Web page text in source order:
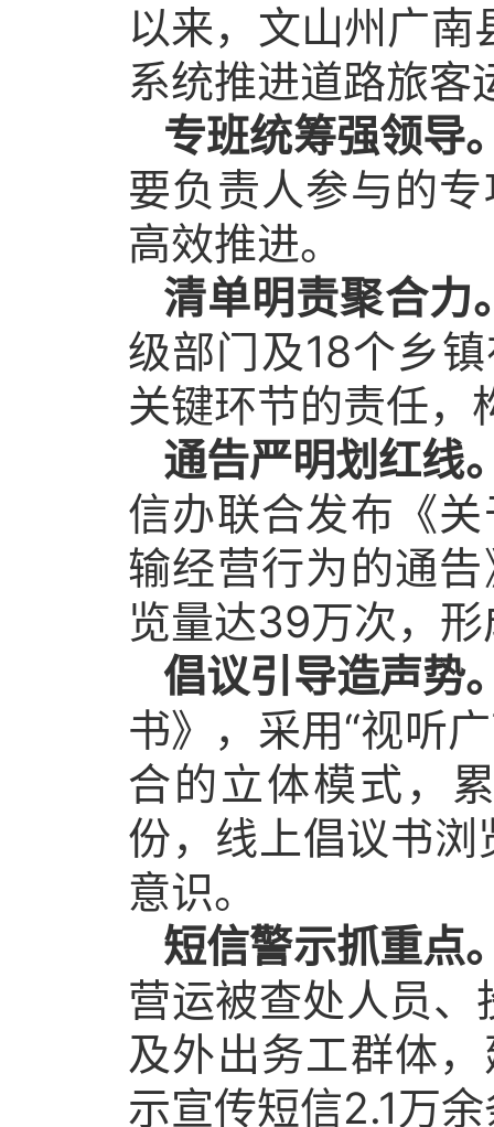
以来，文山州广南
系统推进道路旅客
专班统筹强领导
要负责人参与的
高效推进。
清单明责聚合力
级部门及18个乡
关键环节的责任，
通告严明划红线
信办联合发布《
输经营行为的通
览量达39万次，
倡议引导造声势
书》，采用“视听
合的立体模式，
份，线上倡议书
意识。
短信警示抓重点
营运被查处人员
及外出务工群体
示宣传短信2.1万